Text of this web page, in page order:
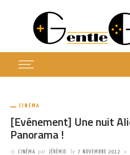
CINÉMA
[Evénement] Une nuit
Panorama !
CINÉMA par JÉRÉMIE le 7 NOVEMBRE 2012